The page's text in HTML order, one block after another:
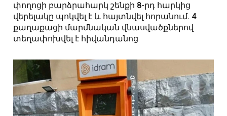
փողոցի բարձրահարկ շենքի 8-րդ հարկից
վերելակը պոկվել է և հայտնվել հորանում. 4
քաղաքացի մարմնական վնասվածքներով
տեղափոխվել է հիվանդանոց